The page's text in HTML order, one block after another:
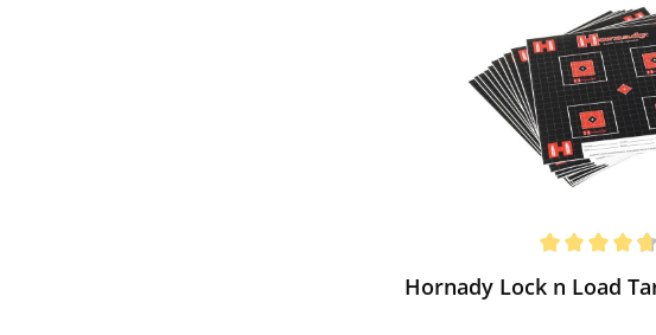
Hornady Lock n Load